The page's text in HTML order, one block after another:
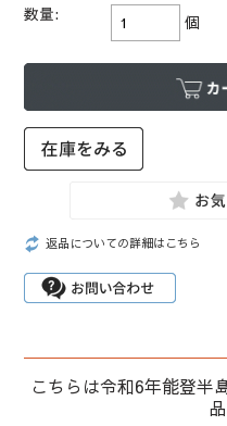
数量: 個
返品についての詳細はこちら
こちらは令和6年能登半